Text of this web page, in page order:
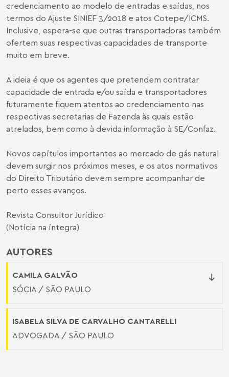
AUTORES
CAMILA GALVÃO
SÓCIA / SÃO PAULO
ISABELA SILVA DE CARVALHO CANTARELLI
ADVOGADA / SÃO PAULO
credenciamento ao modelo de entradas e saídas, nos
termos do Ajuste SINIEF 3/2018 e atos Cotepe/ICMS.
Inclusive, espera-se que outras transportadoras também
ofertem suas respectivas capacidades de transporte
muito em breve.
A ideia é que os agentes que pretendem contratar
capacidade de entrada e/ou saída e transportadores
futuramente fiquem atentos ao credenciamento nas
respectivas secretarias de Fazenda às quais estão
atrelados, bem como à devida informação à SE/Confaz.
Novos capítulos importantes ao mercado de gás natural
devem surgir nos próximos meses, e os atos normativos
do Direito Tributário devem sempre acompanhar de
perto esses avanços.
Revista Consultor Jurídico
(Notícia na íntegra)